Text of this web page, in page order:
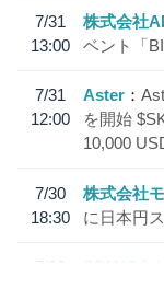
7/31
13:00
株式会社
ベント「
7/31
12:00
Aster
を開始
10,000
7/30
18:30
株式会社
に日本円
7/29
SBI VCト